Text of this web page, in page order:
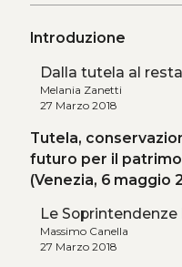
Introduzione
Dalla tutela al
Melania Zanetti
27 Marzo 2018
Tutela,
futuro per il
(Venezia, 6 maggio
Le
Massimo Canella
27 Marzo 2018